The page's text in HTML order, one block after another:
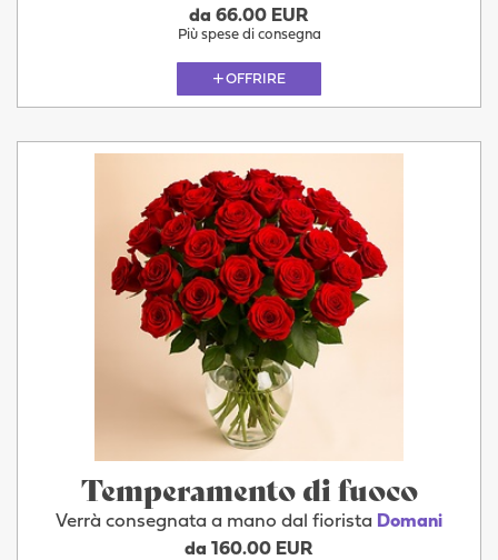
da 66.00 EUR
Più spese di consegna
OFFRIRE
Temperamento di fuoco
Verrà consegnata a mano dal fiorista Domani
da 160.00 EUR